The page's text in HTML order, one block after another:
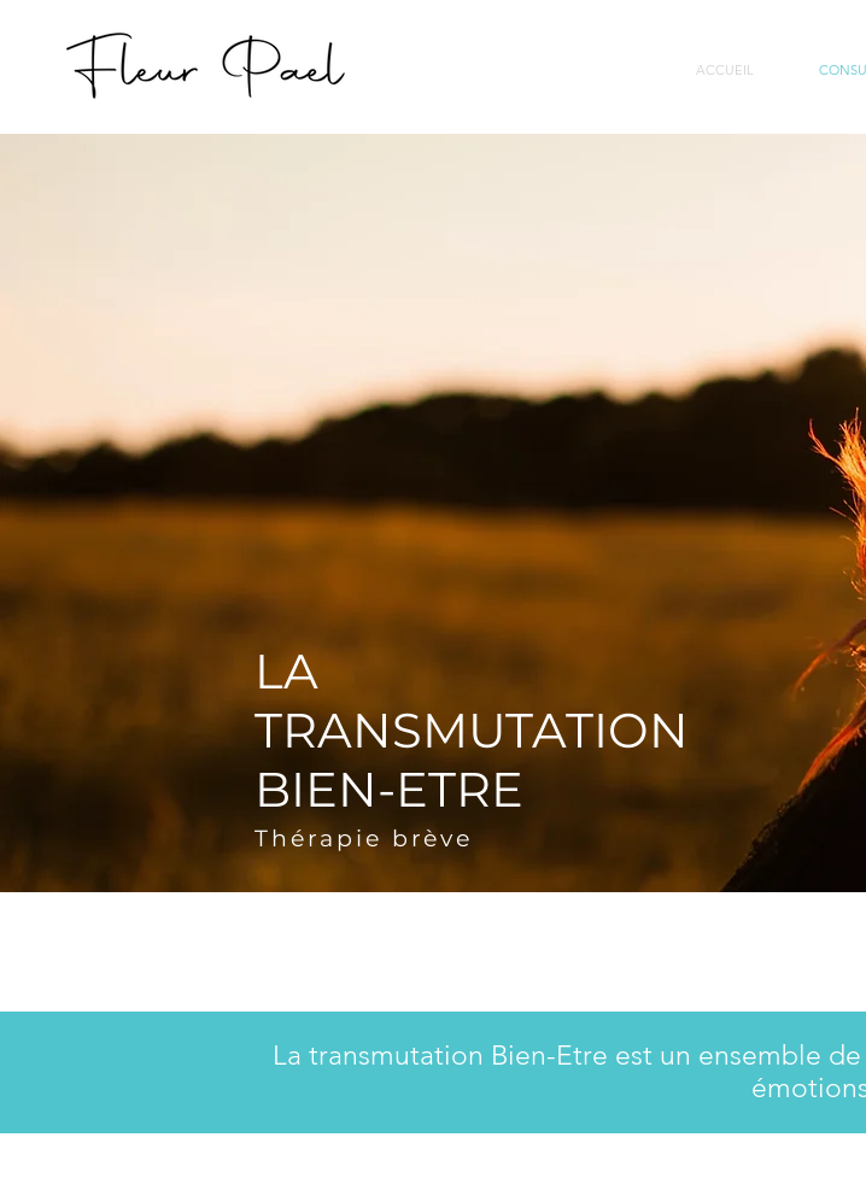
ACCUEIL
LA
TRANSMUTATION
BIEN-ETRE
Thérapie brève
La transmutation Bien-Etre est un ensemble de